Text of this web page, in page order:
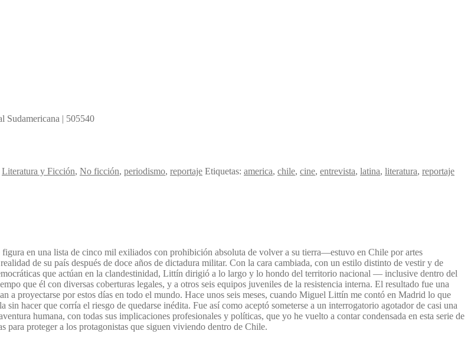
Sudamericana | 505540
Literatura y Ficción, No ficción, periodismo, reportaje Etiquetas: america, chile, cine, entrevista, latina, literatura, reportaje
en una lista de cinco mil exiliados con prohibición absoluta de volver a su tierra—estuvo en Chile por artes
de su país después de doce años de dictadura militar. Con la cara cambiada, con un estilo distinto de vestir y de
que actúan en la clandestinidad, Littín dirigió a lo largo y lo hondo del territorio nacional — inclusive dentro del
que él con diversas coberturas legales, y a otros seis equipos juveniles de la resistencia interna. El resultado fue una
a proyectarse por estos días en todo el mundo. Hace unos seis meses, cuando Miguel Littín me contó en Madrid lo que
hacer que corría el riesgo de quedarse inédita. Fue así como aceptó someterse a un interrogatorio agotador de casi una
humana, con todas sus implicaciones profesionales y políticas, que yo he vuelto a contar condensada en esta serie de
para proteger a los protagonistas que siguen viviendo dentro de Chile.